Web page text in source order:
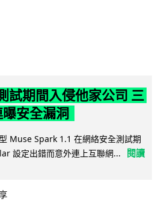
試期間入侵他家公司 三
安全漏洞
Muse Spark 1.1 在網絡安全測試期
設定出錯而意外連上互聯網...
閱讀